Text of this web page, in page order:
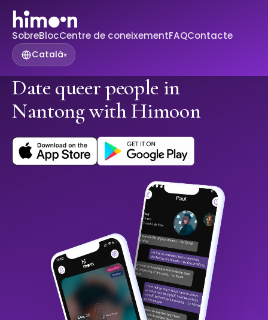
SobreBlocCentre de coneixementFAQContacte
Català▾
Date queer people in
Nantong with Himoon